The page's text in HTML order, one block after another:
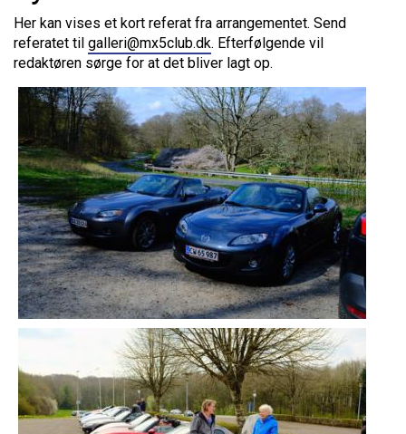
Her kan vises et kort referat fra arrangementet. Send
referatet til galleri@mx5club.dk. Efterfølgende vil
redaktøren sørge for at det bliver lagt op.